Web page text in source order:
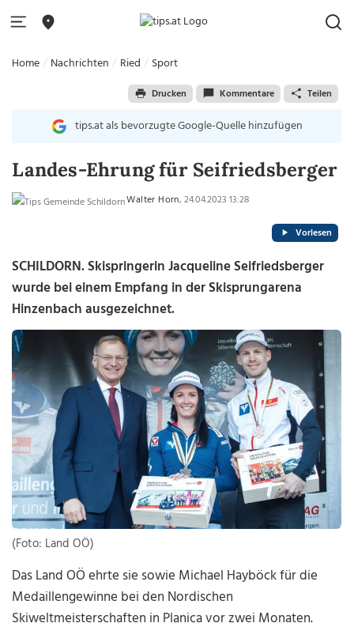
Home Nachrichten Ried Sport
Drucken Kommentare Teilen
tips.at als bevorzugte Google-Quelle hinzufügen
Landes-Ehrung für Seifriedsberger
Walter Horn, 24.04.2023 13:28
Vorlesen
SCHILDORN.Skispringerin Jacqueline Seifriedsberger
wurde bei einem Empfang in der Skisprungarena
Hinzenbach ausgezeichnet.
(Foto: Land OÖ)
Das Land OÖ ehrte sie sowie Michael Hayböck für die
Medaillengewinne bei den Nordischen
Skiweltmeisterschaften in Planica vor zwei Monaten.